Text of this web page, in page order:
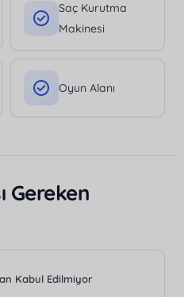
Saç Kurutma
Makinesi
Oyun Alanı
Gereken
Kabul Edilmiyor